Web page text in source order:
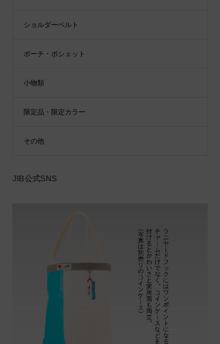
ショルダーベルト
ポーチ・ポシェット
小物類
限定品・限定カラー
その他
JIB公式SNS